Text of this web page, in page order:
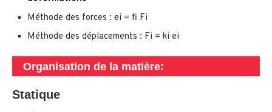
Méthode des forces : ei = fi Fi
Méthode des déplacements : Fi = ki ei
Organisation de la matière:
Statique